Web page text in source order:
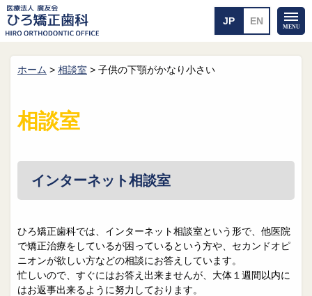
ホーム 矯正治療について
院長紹介
メール送信 相談室
皆さんの声 求人
ホーム > 相談室 > 子供の下顎がかなり小さい
相談室
インターネット相談室
ひろ矯正歯科では、インターネット相談室という形で、他医院
で矯正治療をしているが困っているという方や、セカンドオピ
ニオンが欲しい方などの相談にお答えしています。
忙しいので、すぐにはお答え出来ませんが、大体１週間以内に
はお返事出来るように努力しております。